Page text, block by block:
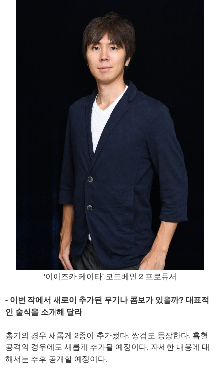
'이이즈카 케이타' 코드베인 2 프로듀서
- 이번 작에서 새로이 추가된 무기나 콤보가 있을까? 대표적
인 술식을 소개해 달라
총기의 경우 새롭게 2종이 추가됐다. 쌍검도 등장한다. 흡혈
공격의 경우에도 새롭게 추가될 예정이다. 자세한 내용에 대
해서는 추후 공개할 예정이다.